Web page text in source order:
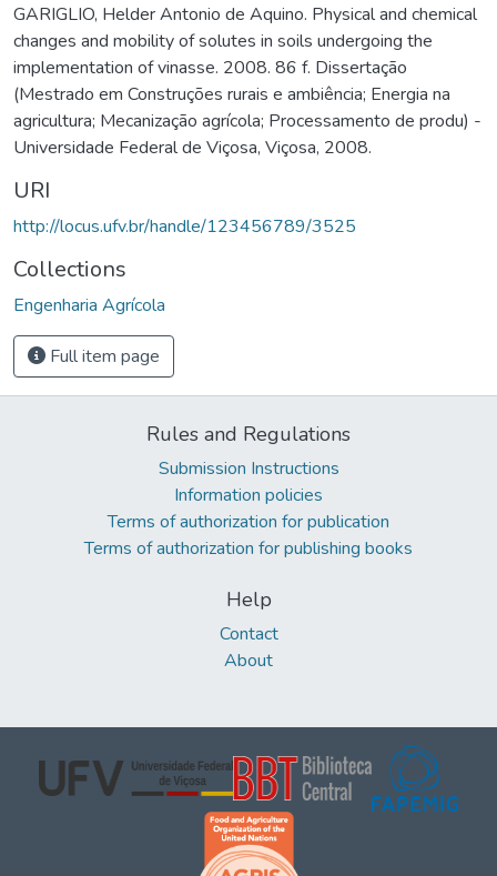
GARIGLIO, Helder Antonio de Aquino. Physical and chemical
changes and mobility of solutes in soils undergoing the
implementation of vinasse. 2008. 86 f. Dissertação
(Mestrado em Construções rurais e ambiência; Energia na
agricultura; Mecanização agrícola; Processamento de produ) -
Universidade Federal de Viçosa, Viçosa, 2008.
URI
http://locus.ufv.br/handle/123456789/3525
Collections
Engenharia Agrícola
Full item page
Rules and Regulations
Submission Instructions
Information policies
Terms of authorization for publication
Terms of authorization for publishing books
Help
Contact
About